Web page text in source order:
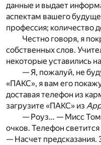
данные и выдает
аспектам вашего
профессия; количество
Честно говоря, я
собственных слов.
некоторые уставились
— Я, пожалуй, не
«ПАКС», я вам его
доставая телефон из
загрузите «ПАКС» из
— Роуз… — Мисс
очков. Телефон
— Насчет